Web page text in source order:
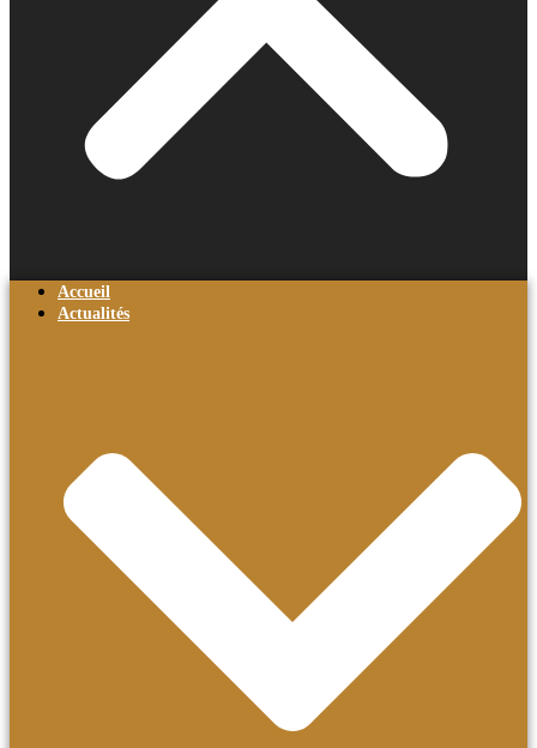
Accueil
Actualités